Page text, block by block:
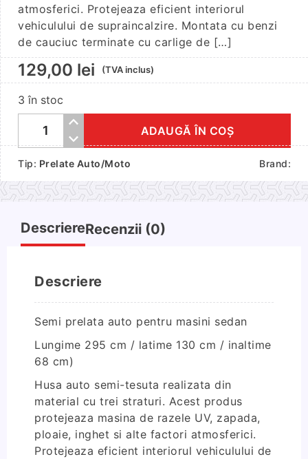
atmosferici. Protejeaza eficient interiorul
vehiculului de supraincalzire. Montata cu benzi
de cauciuc terminate cu carlige de […]
129,00 lei (TVA inclus)
3 în stoc
Cantitate
prelata
auto
pentru
masini
sedan
ADAUGĂ ÎN COȘ
Tip: Prelate Auto/Moto Brand:
DescriereRecenzii (0)
Descriere
Semi prelata auto pentru masini sedan
Lungime 295 cm / latime 130 cm / inaltime
68 cm)
Husa auto semi-tesuta realizata din
material cu trei straturi. Acest produs
protejeaza masina de razele UV, zapada,
ploaie, inghet si alte factori atmosferici.
Protejeaza eficient interiorul vehiculului de